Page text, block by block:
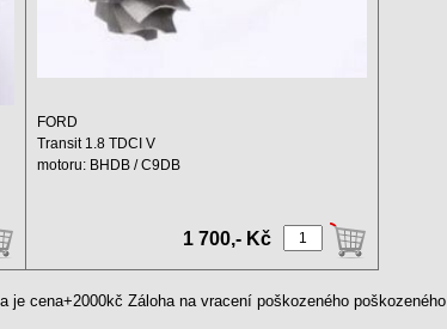
FORD
Transit 1.8 TDCI V
motoru: BHDB / C9DB
1 700,- Kč
je cena+2000kč Záloha na vracení poškozeného poškozeného